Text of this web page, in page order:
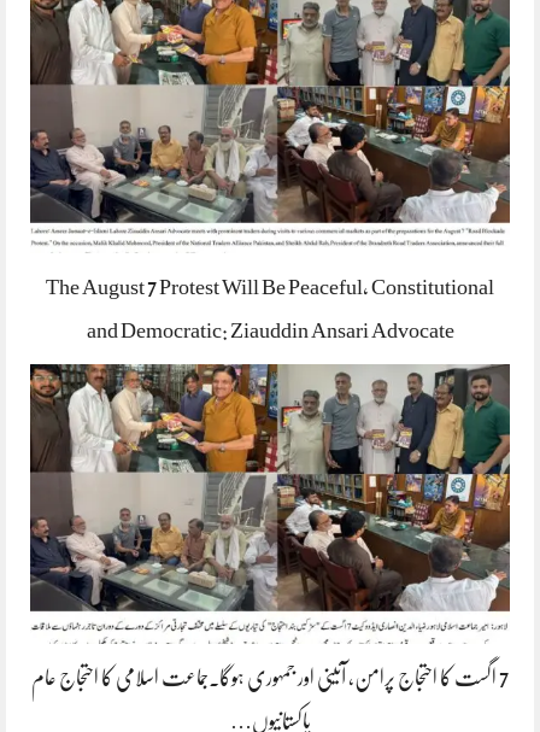
The August 7 Protest Will Be Peaceful, Constitutional
and Democratic: Ziauddin Ansari Advocate
7 اگست کا احتجاج پرامن، آئینی اور جمہوری ہوگا۔جماعت اسلامی کا احتجاج عام
پاکستانیوں…